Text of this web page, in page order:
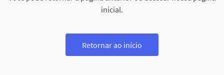
inicial.
Retornar ao início